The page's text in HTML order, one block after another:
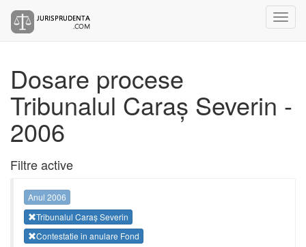
Dosare procese
Tribunalul Caraș Severin -
2006
Filtre active
Anul 2006
Tribunalul Caraș Severin
Contestatie in anulare Fond